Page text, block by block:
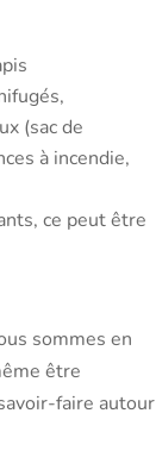
(sac de
à incendie,
ce peut être
sommes en
être
faire autour